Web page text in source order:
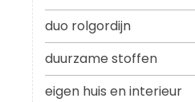
duo rolgordijn
duurzame stoffen
eigen huis en interieur